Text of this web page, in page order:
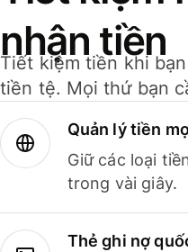
nhận tiền
Tiết kiệm tiền khi
tiền tệ. Mọi thứ bạn
Quản lý tiền
Giữ các loại
trong vài giây.
Thẻ ghi nợ